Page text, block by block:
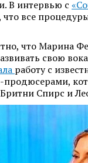
В интервью с
что все
что Марина
свою
работу с
Спирс и